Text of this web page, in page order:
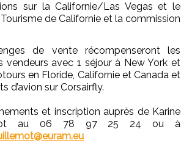
sur la Californie/Las Vegas et le
de Californie et la commission
de vente récompenseront les
vendeurs avec 1 séjour à New York et
en Floride, Californie et Canada et
d’avion sur Corsairfly.
et inscription auprès de Karine
au 06 78 97 25 24 ou à